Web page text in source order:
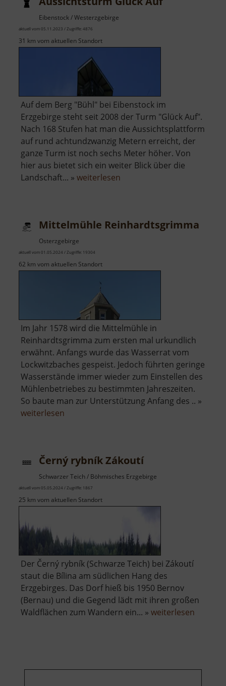
Eibenstock / Westerzgebirge
aktuell vom 05.11.2023 / Zugriffe: 4876
31 km vom aktuellen Standort
Auf dem Berg "Bühl" bei Eibenstock im
Erzgebirge steht seit 2008 der Turm "Glück Auf".
Nach 168 Stufen hat man die Aussichtsplattform
auf rund achtundzwanzig Metern erreicht, der
ganze Turm ist noch sechs Meter höher. Von
hier aus bietet sich ein weiter Blick über die
Landschaft... » weiterlesen
Mittelmühle Reinhardtsgrimma
Osterzgebirge
aktuell vom 01.05.2024 / Zugriffe: 19304
62 km vom aktuellen Standort
Im Jahr 1578 wird die Mittelmühle in
Reinhardtsgrimma zum ersten mal urkundlich
erwähnt. Anfangs wurde das Wasserrat vom
Lockwitzbaches gespeist. Jedoch führten geringe
Wasserstände immer wieder zum Einstellen des
Mühlenbetriebes zu bestimmten Jahreszeiten.
So baute man zur Unterstützung Anfang des .. »
weiterlesen
Černý rybník Zákoutí
Schwarzer Teich / Böhmisches Erzgebirge
aktuell vom 05.05.2024 / Zugriffe: 1867
25 km vom aktuellen Standort
Der Černý rybník (Schwarze Teich) bei Zákoutí
staut die Bílina am südlichen Hang des
Erzgebirges. Das Dorf hieß bis 1950 Bernov
(Bernau) und die Gegend lädt mit ihren großen
Waldflächen zum Wandern ein... » weiterlesen